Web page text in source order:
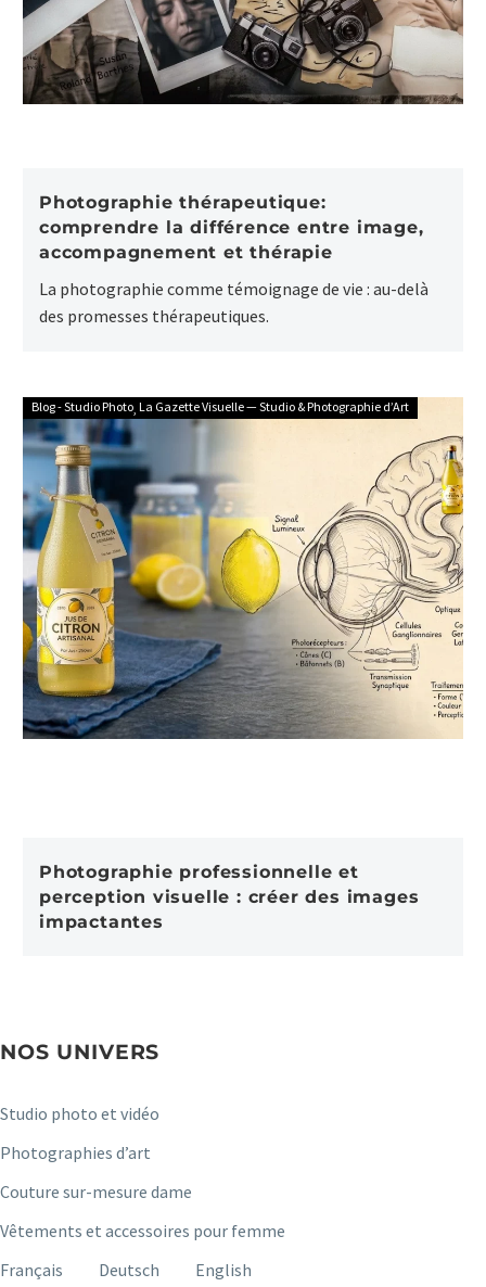
Photographie thérapeutique:
comprendre la différence entre image,
accompagnement et thérapie
La photographie comme témoignage de vie : au-delà
des promesses thérapeutiques.
Blog - Studio Photo La Gazette Visuelle — Studio & Photographie d’Art
Photographie professionnelle et
perception visuelle : créer des images
impactantes
NOS UNIVERS
Studio photo et vidéo
Photographies d’art
Couture sur-mesure dame
Vêtements et accessoires pour femme
Français
Deutsch English